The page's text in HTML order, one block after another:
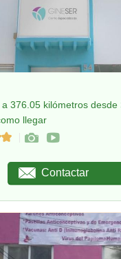
376.05 kilómetros desde
llegar
Contactar